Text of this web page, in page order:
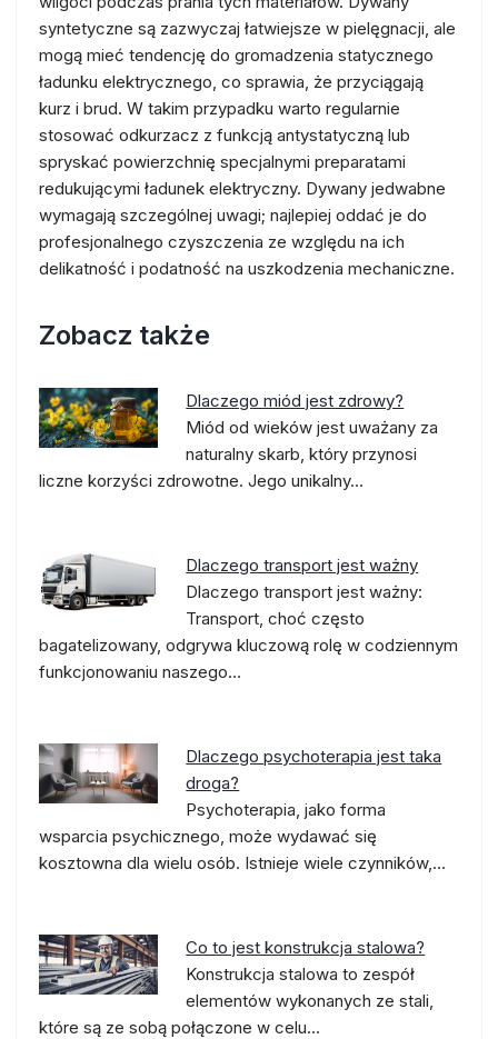
syntetyczne są zazwyczaj łatwiejsze w pielęgnacji, ale
mogą mieć tendencję do gromadzenia statycznego
ładunku elektrycznego, co sprawia, że przyciągają
kurz i brud. W takim przypadku warto regularnie
stosować odkurzacz z funkcją antystatyczną lub
spryskać powierzchnię specjalnymi preparatami
redukującymi ładunek elektryczny. Dywany jedwabne
wymagają szczególnej uwagi; najlepiej oddać je do
profesjonalnego czyszczenia ze względu na ich
delikatność i podatność na uszkodzenia mechaniczne.
Zobacz także
Dlaczego miód jest zdrowy?
Miód od wieków jest uważany za
naturalny skarb, który przynosi
liczne korzyści zdrowotne. Jego unikalny…
Dlaczego transport jest ważny
Dlaczego transport jest ważny:
Transport, choć często
bagatelizowany, odgrywa kluczową rolę w codziennym
funkcjonowaniu naszego…
Dlaczego psychoterapia jest taka
droga?
Psychoterapia, jako forma
wsparcia psychicznego, może wydawać się
kosztowna dla wielu osób. Istnieje wiele czynników,…
Co to jest konstrukcja stalowa?
Konstrukcja stalowa to zespół
elementów wykonanych ze stali,
które są ze sobą połączone w celu…